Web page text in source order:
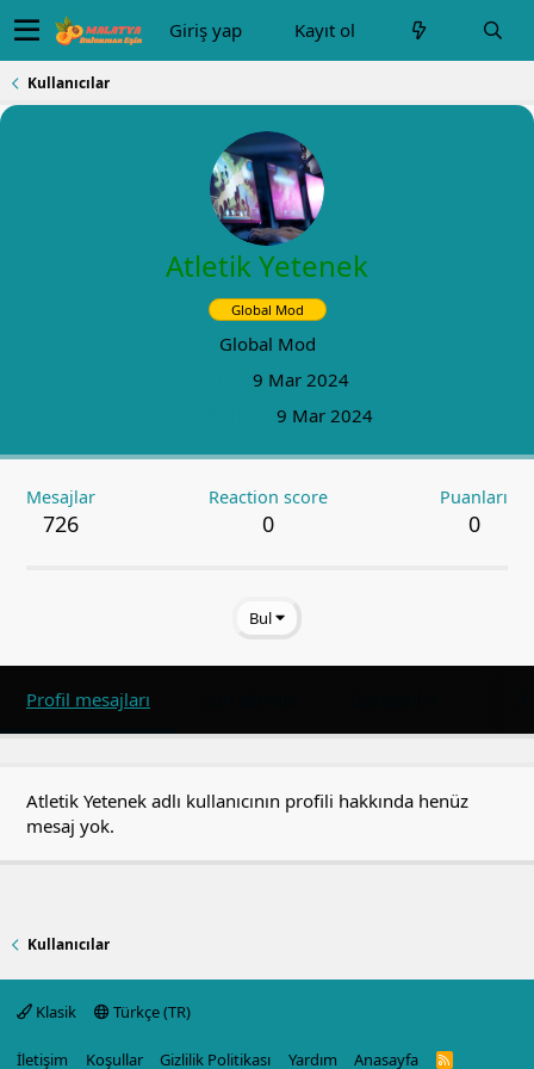
Giriş yap Kayıt ol
Kullanıcılar
Atletik Yetenek
Global Mod
Global Mod
9 Mar 2024
9 Mar 2024
Mesajlar
726
Reaction score
0
Puanları
0
Bul
Profil mesajları
Atletik Yetenek adlı kullanıcının profili hakkında henüz
mesaj yok.
Kullanıcılar
Klasik Türkçe (TR)
İletişim Koşullar Gizlilik Politikası Yardım Anasayfa
R